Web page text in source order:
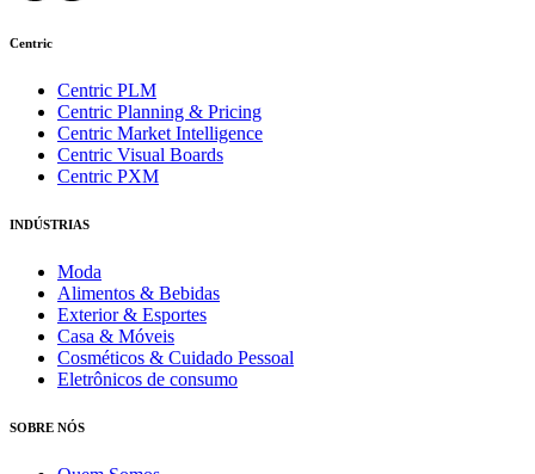
Centric
Centric PLM
Centric Planning & Pricing
Centric Market Intelligence
Centric Visual Boards
Centric PXM
INDÚSTRIAS
Moda
Alimentos & Bebidas
Exterior & Esportes
Casa & Móveis
Cosméticos & Cuidado Pessoal
Eletrônicos de consumo
SOBRE NÓS